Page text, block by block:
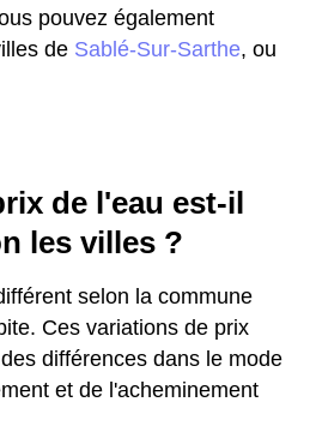
pouvez également
de Sablé-Sur-Sarthe, ou
de l'eau est-il
les villes ?
selon la commune
Ces variations de prix
différences dans le mode
et de l'acheminement